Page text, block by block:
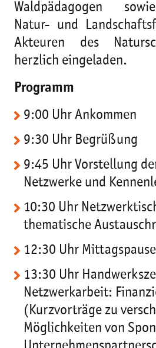
Waldpädagogen
Natur- und
Akteuren des
herzlich eingeladen.
Programm
9:00 Uhr Ankommen
9:30 Uhr Begrüßung
9:45 Uhr Vorstellung
Netzwerke und
10:30 Uhr
thematische
12:30 Uhr Mittagspause
13:30 Uhr
Netzwerkarbeit:
(Kurzvorträge zu
Möglichkeiten von